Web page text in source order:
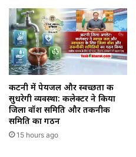
कटनी में पेयजल और स्वच्छता की
सुधरेगी व्यवस्था: कलेक्टर ने किया
जिला वॉश समिति और तकनीकी
समिति का गठन
15 hours ago